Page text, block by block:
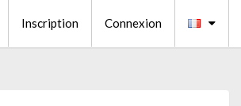
Inscription Connexion